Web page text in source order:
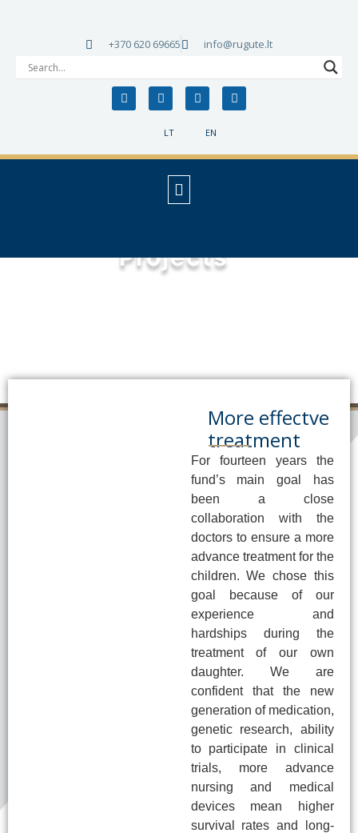
LT EN
+370 620 69665 info@rugute.lt
Projects
More effectve
treatment
For fourteen years the
fund’s main goal has
been a close
collaboration with the
doctors to ensure a more
advance treatment for the
children. We chose this
goal because of our
experience and
hardships during the
treatment of our own
daughter. We are
confident that the new
generation of medication,
genetic research, ability
to participate in clinical
trials, more advance
nursing and medical
devices mean higher
survival rates and long-